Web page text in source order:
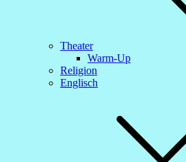
Theater
Warm-Up
Religion
Englisch